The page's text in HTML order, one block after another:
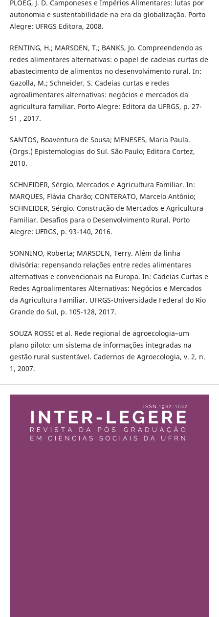
PLOEG, J. D. Camponeses e Impérios Alimentares: lutas por
autonomia e sustentabilidade na era da globalização. Porto
Alegre: UFRGS Editora, 2008.
RENTING, H.; MARSDEN, T.; BANKS, Jo. Compreendendo as
redes alimentares alternativas: o papel de cadeias curtas de
abastecimento de alimentos no desenvolvimento rural. In:
Gazolla, M.; Schneider, S. Cadeias curtas e redes
agroalimentares alternativas: negócios e mercados da
agricultura familiar. Porto Alegre: Editora da UFRGS, p. 27-
51 , 2017.
SANTOS, Boaventura de Sousa; MENESES, Maria Paula.
(Orgs.) Epistemologias do Sul. São Paulo; Editora Cortez,
2010.
SCHNEIDER, Sérgio. Mercados e Agricultura Familiar. In:
MARQUES, Flávia Charão; CONTERATO, Marcelo Antônio;
SCHNEIDER, Sérgio. Construção de Mercados e Agricultura
Familiar. Desafios para o Desenvolvimento Rural. Porto
Alegre: UFRGS, p. 93-140, 2016.
SONNINO, Roberta; MARSDEN, Terry. Além da linha
divisória: repensando relações entre redes alimentares
alternativas e convencionais na Europa. In: Cadeias Curtas e
Redes Agroalimentares Alternativas: Negócios e Mercados
da Agricultura Familiar. UFRGS-Universidade Federal do Rio
Grande do Sul, p. 105-128, 2017.
SOUZA ROSSI et al. Rede regional de agroecologia–um
plano piloto: um sistema de informações integradas na
gestão rural sustentável. Cadernos de Agroecologia, v. 2, n.
1, 2007.